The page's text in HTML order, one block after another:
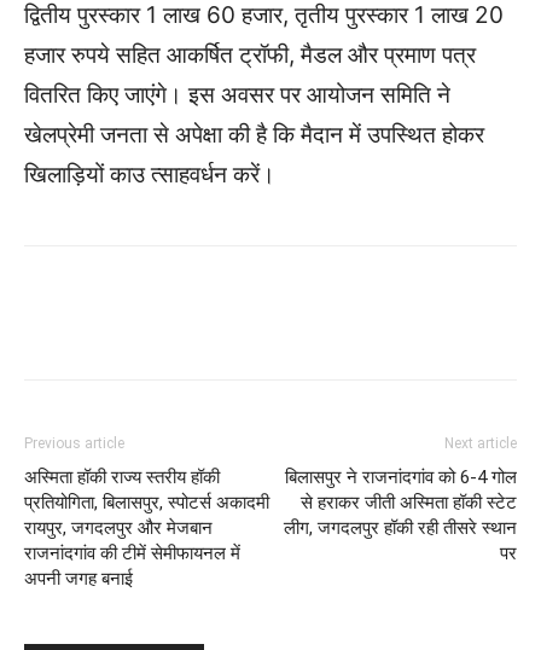
द्वितीय पुरस्कार 1 लाख 60 हजार, तृतीय पुरस्कार 1 लाख 20
हजार रुपये सहित आकर्षित ट्रॉफी, मैडल और प्रमाण पत्र
वितरित किए जाएंगे। इस अवसर पर आयोजन समिति ने
खेलप्रेमी जनता से अपेक्षा की है कि मैदान में उपस्थित होकर
खिलाड़ियों काउ त्साहवर्धन करें।
Previous article
अस्मिता हॉकी राज्य स्तरीय हॉकी
प्रतियोगिता, बिलासपुर, स्पोटर्स अकादमी
रायपुर, जगदलपुर और मेजबान
राजनांदगांव की टीमें सेमीफायनल में
अपनी जगह बनाई
Next article
बिलासपुर ने राजनांदगांव को 6-4 गोल
से हराकर जीती अस्मिता हॉकी स्टेट
लीग, जगदलपुर हॉकी रही तीसरे स्थान
पर